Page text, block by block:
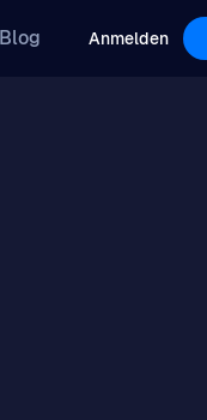
Blog Log in
Blog Anmelden